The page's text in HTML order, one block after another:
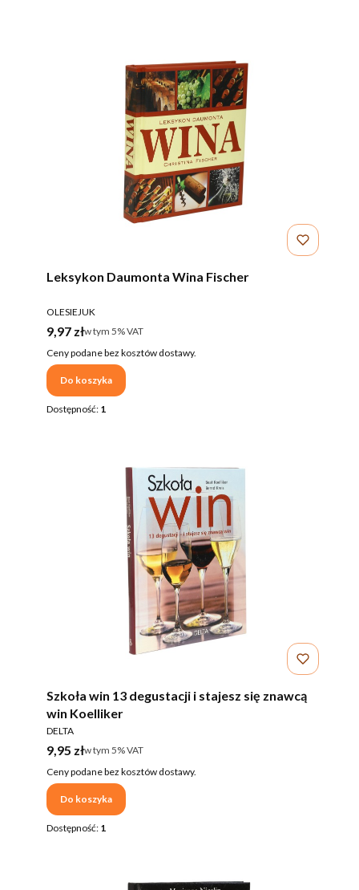
Leksykon Daumonta Wina Fischer
PRODUCENT
OLESIEJUK
Cena brutto
9,97 złw tym %s VAT
w tym 5%VAT
Ceny podane bez kosztów dostawy.
Do koszyka
Dostępność: 1
Szkoła win 13 degustacji i stajesz się znawcą
win Koelliker
PRODUCENT
DELTA
Cena brutto
9,95 złw tym %s VAT
w tym 5%VAT
Ceny podane bez kosztów dostawy.
Do koszyka
Dostępność: 1